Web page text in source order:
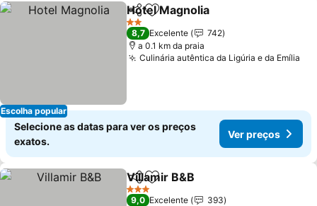
Escolha popular
PartilharAdicionar aos favoritos
Hotel Magnolia
2 Estrelas
8,7 Excelente
742
a 0.1 km da praia
Culinária autêntica da Ligúria e da Emília
Selecione as datas para ver os preços
exatos.
Ver preços
PartilharAdicionar aos favoritos
Villamir B&B
3 Estrelas
9,0 Excelente
393